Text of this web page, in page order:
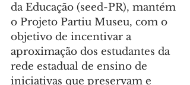
da Educação (seed-PR), mantém
o Projeto Partiu Museu, com o
objetivo de incentivar a
aproximação dos estudantes da
rede estadual de ensino de
iniciativas que preservam e